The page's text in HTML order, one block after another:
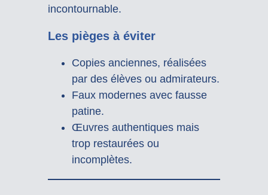
incontournable.
Les pièges à éviter
Copies anciennes, réalisées
par des élèves ou admirateurs.
Faux modernes avec fausse
patine.
Œuvres authentiques mais
trop restaurées ou
incomplètes.